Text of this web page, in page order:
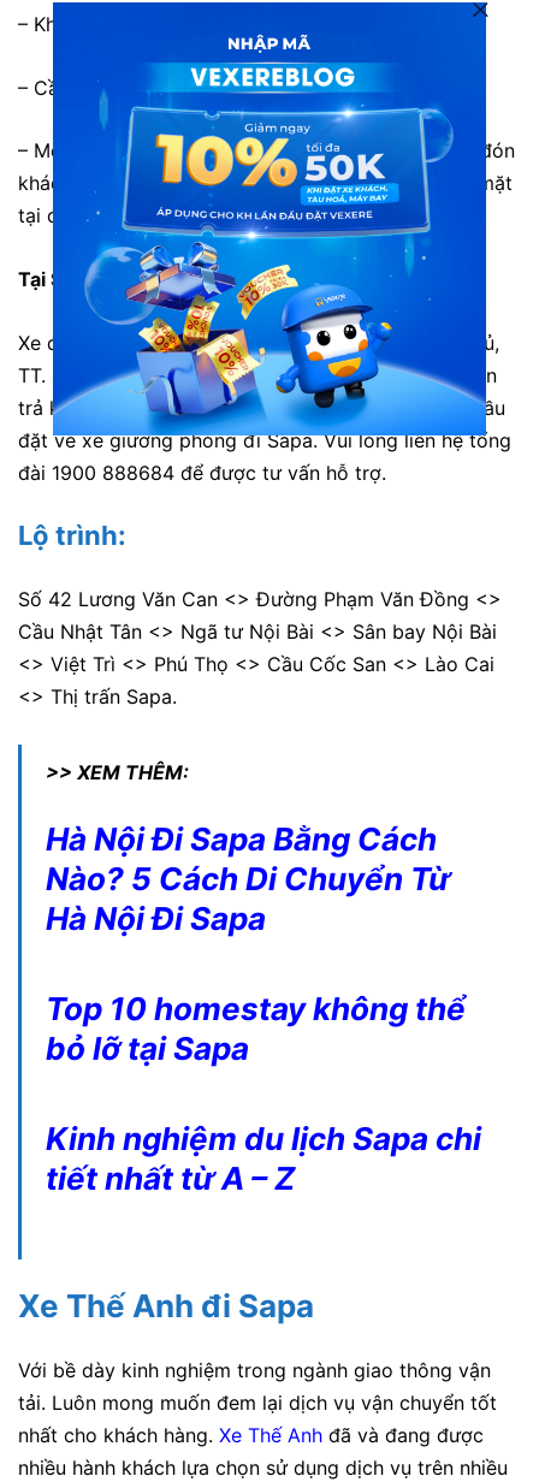
– Khu đô thị Ciputra
– Cầu Nhật Tân
– Mê Linh Plaza, Buýt bầu Đông Anh . Chưa hỗ trợ đón
khách trong nội thành Hà Nội. Hành khách cần có mặt
tại điểm đón trước 30 phút.
Tại Sapa:
Xe đón/trả khách tại VP Sapa: Số 588 Điện Biên Phủ,
TT. Sapa. Ngoài ra, xe chưa hỗ trợ trung chuyển đón
trả khách trong thị trấn Sapa. Hành khách có nhu cầu
đặt vé xe giường phòng đi Sapa. Vui lòng liên hệ tổng
đài 1900 888684 để được tư vấn hỗ trợ.
Lộ trình:
Số 42 Lương Văn Can <> Đường Phạm Văn Đồng <>
Cầu Nhật Tân <> Ngã tư Nội Bài <> Sân bay Nội Bài
<> Việt Trì <> Phú Thọ <> Cầu Cốc San <> Lào Cai
<> Thị trấn Sapa.
>> XEM THÊM:
Hà Nội Đi Sapa Bằng Cách
Nào? 5 Cách Di Chuyển Từ
Hà Nội Đi Sapa
Top 10 homestay không thể
bỏ lỡ tại Sapa
Kinh nghiệm du lịch Sapa chi
tiết nhất từ A – Z
Xe Thế Anh đi Sapa
Với bề dày kinh nghiệm trong ngành giao thông vận
tải. Luôn mong muốn đem lại dịch vụ vận chuyển tốt
nhất cho khách hàng. Xe Thế Anh đã và đang được
nhiều hành khách lựa chọn sử dụng dịch vụ trên nhiều